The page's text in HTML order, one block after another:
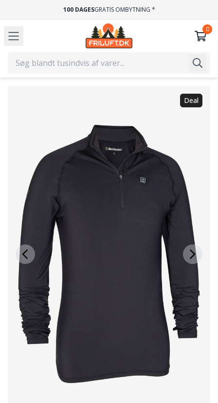
100 DAGESGRATIS OMBYTNING *
Deal